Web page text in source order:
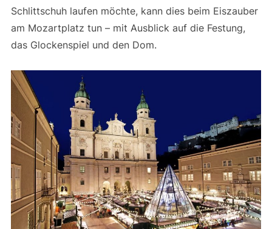
Schlittschuh laufen möchte, kann dies beim Eiszauber
am Mozartplatz tun – mit Ausblick auf die Festung,
das Glockenspiel und den Dom.